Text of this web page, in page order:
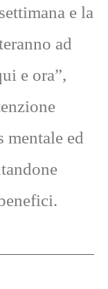
e la
ad
e ora”,
mentale ed